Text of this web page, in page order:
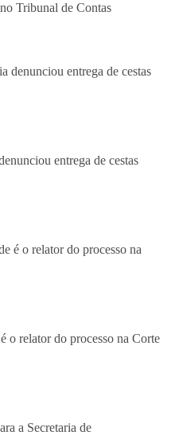
Tribunal de Contas
entrega de cestas
o relator do processo na Corte